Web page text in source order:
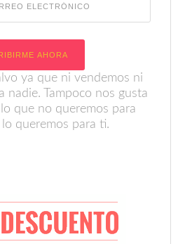
ya que ni vendemos ni
nadie. Tampoco nos gusta
que no queremos para
queremos para ti.